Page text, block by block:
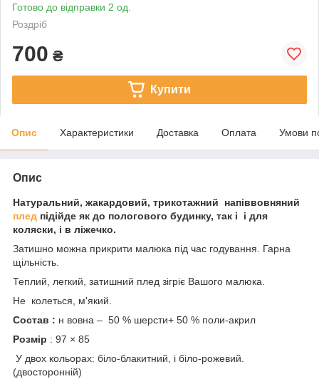
Готово до відправки 2 од.
Роздріб
700 ₴
Купити
Опис Характеристики Доставка Оплата Умови
Опис
Натуральний, жакардовий, трикотажний напіввовняний
плед підійде як до пологового будинку, так і і для
коляски, і в ліжечко.
Затишно можна прикрити малюка під час годування. Гарна
щільність.
Теплий, легкий, затишний плед зігріє Вашого малюка.
Не колеться, м'який.
Состав : н вовна – 50 % шерсти+ 50 % поли-акрил
Розмір : 97 × 85
У двох кольорах: біло-блакитний, і біло-рожевий.
(двосторонній)